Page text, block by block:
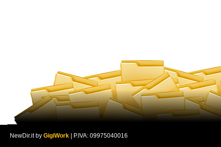
NewDir.it by GigiWork | P.IVA: 09975040016